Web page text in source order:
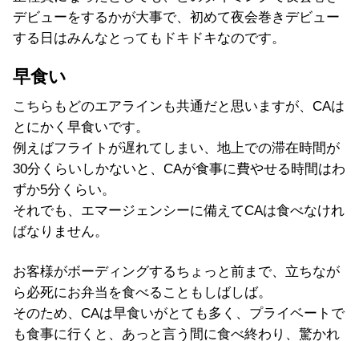
デビューをするかが大事で、初めて夜会巻きデビュー
する日はみんなとってもドキドキなのです。
早食い
こちらもどのエアラインも共通だと思いますが、CAは
とにかく早食いです。
例えばフライトが遅れてしまい、地上での滞在時間が
30分くらいしかないと、CAが食事に費やせる時間はわ
ずか5分くらい。
それでも、エマージェンシーに備えてCAは食べなけれ
ばなりません。
お客様がボーディングするちょっと前まで、立ちなが
ら必死にお弁当を食べることもしばしば。
そのため、CAは早食いがとても多く、プライベートで
も食事に行くと、あっと言う間に食べ終わり、驚かれ